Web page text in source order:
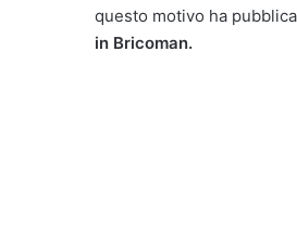
questo motivo ha
in Bricoman.